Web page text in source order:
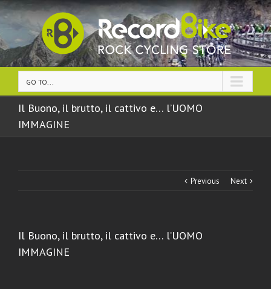
GO TO...
Il Buono, il brutto, il cattivo e… l’UOMO
IMMAGINE
Previous Next
Il Buono, il brutto, il cattivo e… l’UOMO
IMMAGINE